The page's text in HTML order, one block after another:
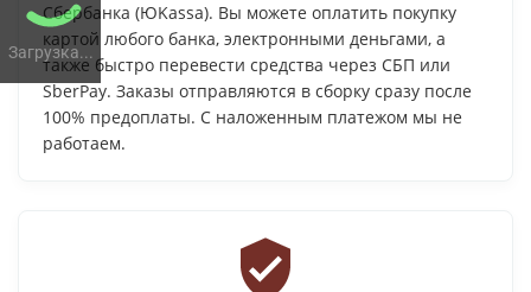
Загрузка...
Сбербанка (ЮKassa). Вы можете оплатить покупку
картой любого банка, электронными деньгами, а
также быстро перевести средства через СБП или
SberPay. Заказы отправляются в сборку сразу после
100% предоплаты. С наложенным платежом мы не
работаем.